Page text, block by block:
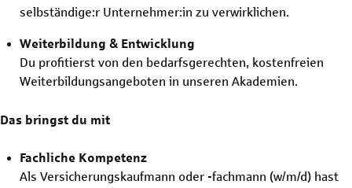
selbständige:r Unternehmer:in zu verwirklichen.
Weiterbildung & Entwicklung
Du profitierst von den bedarfsgerechten, kostenfreien
Weiterbildungsangeboten in unseren Akademien.
Das bringst du mit
Fachliche Kompetenz
Als Versicherungskaufmann oder -fachmann (w/m/d) hast